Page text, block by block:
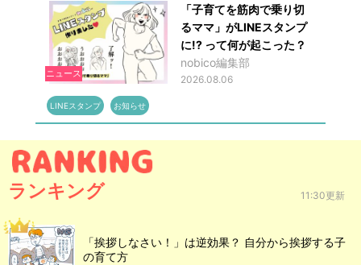
ニュース
「子育てを筋肉で乗り切
るママ」がLINEスタンプ
に!? って何が起こった？
nobico編集部
2026.08.06
LINEスタンプ お知らせ
ランキング 11:30更新
「挨拶しなさい！」は逆効果？ 自分から挨拶する子
の育て方